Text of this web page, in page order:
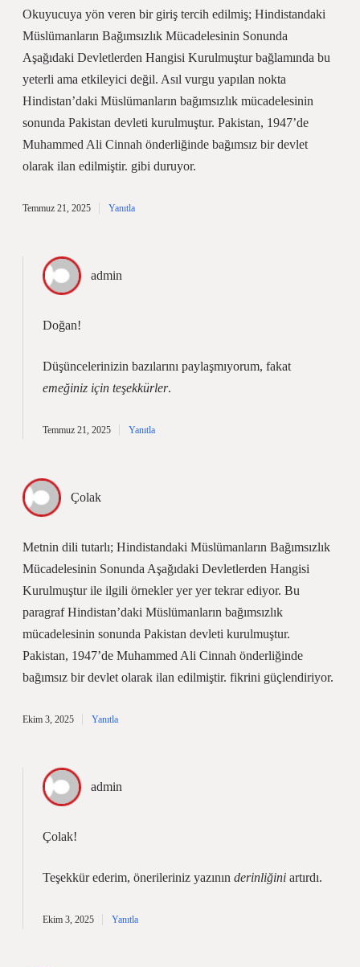
Okuyucuya yön veren bir giriş tercih edilmiş; Hindistandaki
Müslümanların Bağımsızlık Mücadelesinin Sonunda
Aşağıdaki Devletlerden Hangisi Kurulmuştur bağlamında bu
yeterli ama etkileyici değil. Asıl vurgu yapılan nokta
Hindistan’daki Müslümanların bağımsızlık mücadelesinin
sonunda Pakistan devleti kurulmuştur. Pakistan, 1947’de
Muhammed Ali Cinnah önderliğinde bağımsız bir devlet
olarak ilan edilmiştir. gibi duruyor.
Temmuz 21, 2025 Yanıtla
admin
Doğan!
Düşüncelerinizin bazılarını paylaşmıyorum, fakat
emeğiniz için teşekkürler.
Temmuz 21, 2025 Yanıtla
Çolak
Metnin dili tutarlı; Hindistandaki Müslümanların Bağımsızlık
Mücadelesinin Sonunda Aşağıdaki Devletlerden Hangisi
Kurulmuştur ile ilgili örnekler yer yer tekrar ediyor. Bu
paragraf Hindistan’daki Müslümanların bağımsızlık
mücadelesinin sonunda Pakistan devleti kurulmuştur.
Pakistan, 1947’de Muhammed Ali Cinnah önderliğinde
bağımsız bir devlet olarak ilan edilmiştir. fikrini güçlendiriyor.
Ekim 3, 2025 Yanıtla
admin
Çolak!
Teşekkür ederim, önerileriniz yazının derinliğini artırdı.
Ekim 3, 2025 Yanıtla